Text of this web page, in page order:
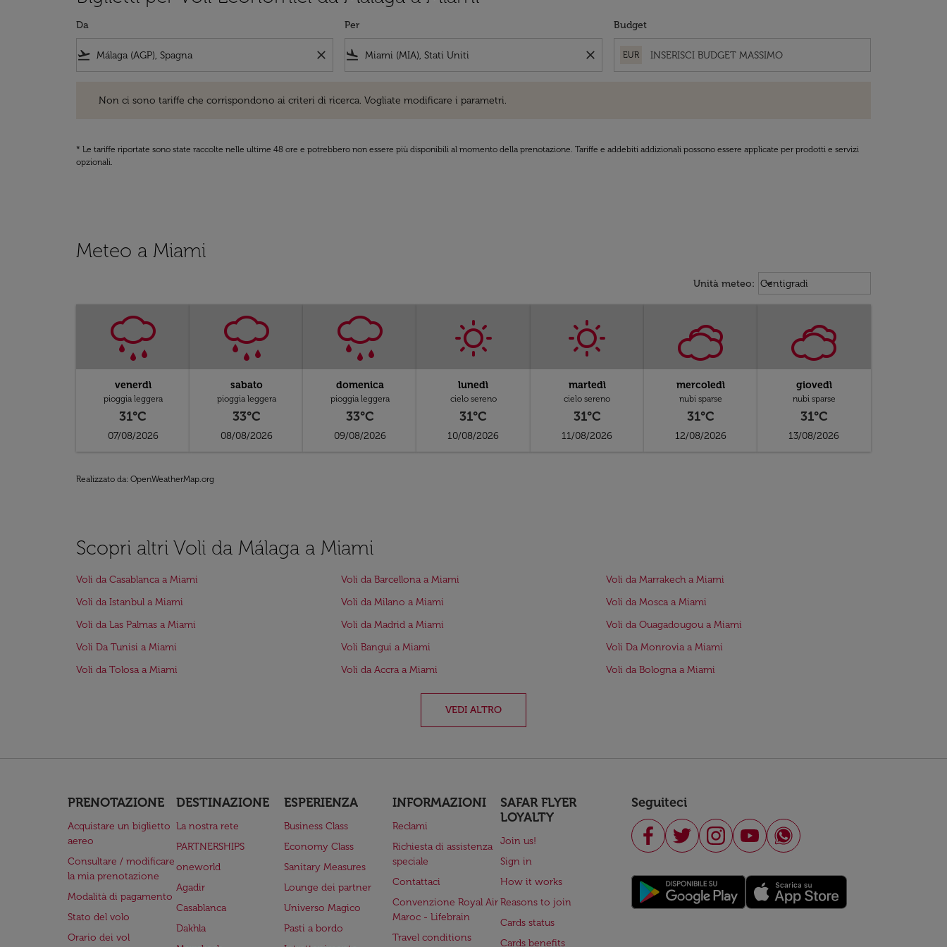
Da
flight_takeoff close
Per
flight_land close
Budget
EUR
Non ci sono tariffe che corrispondono ai criteri di ricerca. Vogliate modificare i parametri.
* Le tariffe riportate sono state raccolte nelle ultime 48 ore e potrebbero non essere più disponibili al momento della prenotazione. Tariffe e addebiti addizionali possono essere applicate per prodotti e servizi
opzionali.
Meteo a Miami
Unità meteo: Weather unit option Centigradi
Centigradi
keyboard_arrow_down
venerdì
pioggia leggera
31°C
07/08/2026
sabato
pioggia leggera
33°C
08/08/2026
domenica
pioggia leggera
33°C
09/08/2026
lunedì
cielo sereno
31°C
10/08/2026
martedì
cielo sereno
31°C
11/08/2026
mercoledì
nubi sparse
31°C
12/08/2026
giovedì
nubi sparse
31°C
13/08/2026
Realizzato da: OpenWeatherMap.org
Scopri altri Voli da Málaga a Miami
Voli da Casablanca a Miami Voli da Barcellona a Miami
Voli da Marrakech a Miami
Voli da Istanbul a Miami
Voli da Milano a Miami
Voli da Mosca a Miami
Voli da Las Palmas a Miami
Voli da Madrid a Miami
Voli da Ouagadougou a Miami
Voli Da Tunisi a Miami
Voli Bangui a Miami
Voli Da Monrovia a Miami
Voli da Tolosa a Miami
Voli da Accra a Miami Voli da Bologna a Miami
VEDI ALTRO
PRENOTAZIONE
Acquistare un biglietto
aereo
Consultare / modificare
la mia prenotazione
Modalità di pagamento
Stato del volo
Orario dei vol
DESTINAZIONE
La nostra rete
PARTNERSHIPS
oneworld
Agadir
Casablanca
Dakhla
ESPERIENZA
Business Class
Economy Class
Sanitary Measures
Lounge dei partner
Universo Magico
Pasti a bordo
INFORMAZIONI
Reclami
Richiesta di assistenza
speciale
Contattaci
Convenzione Royal Air
Maroc - Lifebrain
Travel conditions
SAFAR FLYER
LOYALTY
Join us!
Sign in
How it works
Reasons to join
Cards status
Cards benefits
Seguiteci